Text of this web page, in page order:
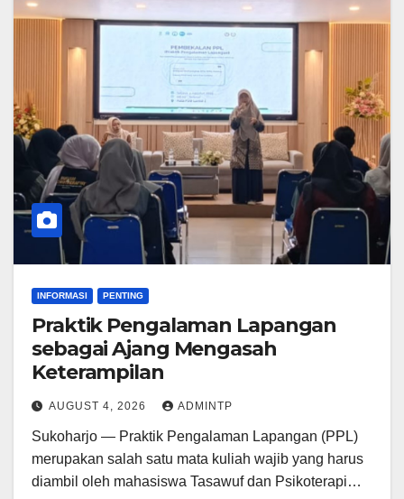
INFORMASI PENTING
Praktik Pengalaman Lapangan
sebagai Ajang Mengasah
Keterampilan
AUGUST 4, 2026 ADMINTP
Sukoharjo — Praktik Pengalaman Lapangan (PPL)
merupakan salah satu mata kuliah wajib yang harus
diambil oleh mahasiswa Tasawuf dan Psikoterapi…